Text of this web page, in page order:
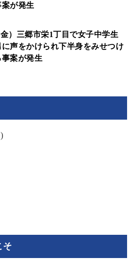
が発生
）三郷市栄1丁目で女子中学生
に声をかけられ下半身をみせつけ
事案が発生
そ